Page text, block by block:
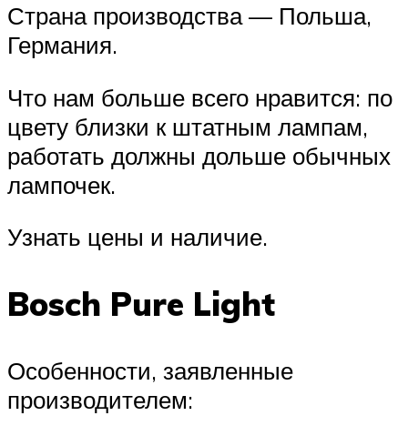
Страна производства — Польша,
Германия.
Что нам больше всего нравится: по
цвету близки к штатным лампам,
работать должны дольше обычных
лампочек.
Узнать цены и наличие.
Bosch Pure Light
Особенности, заявленные
производителем: